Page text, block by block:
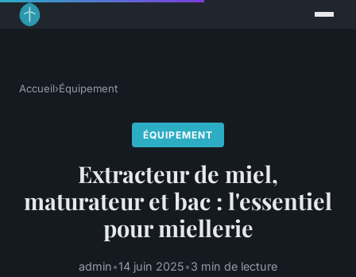
Accueil›Équipement
ÉQUIPEMENT
Extracteur de miel,
maturateur et bac : l'essentiel
pour miellerie
admin•14 juin 2025•3 min de lecture